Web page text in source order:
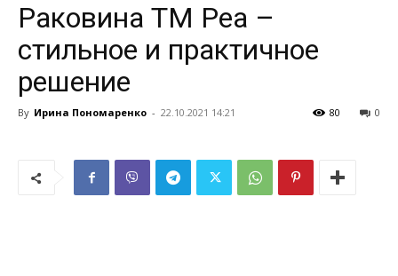
Раковина ТМ Реа –
стильное и практичное
решение
By Ирина Пономаренко - 22.10.2021 14:21 0
80